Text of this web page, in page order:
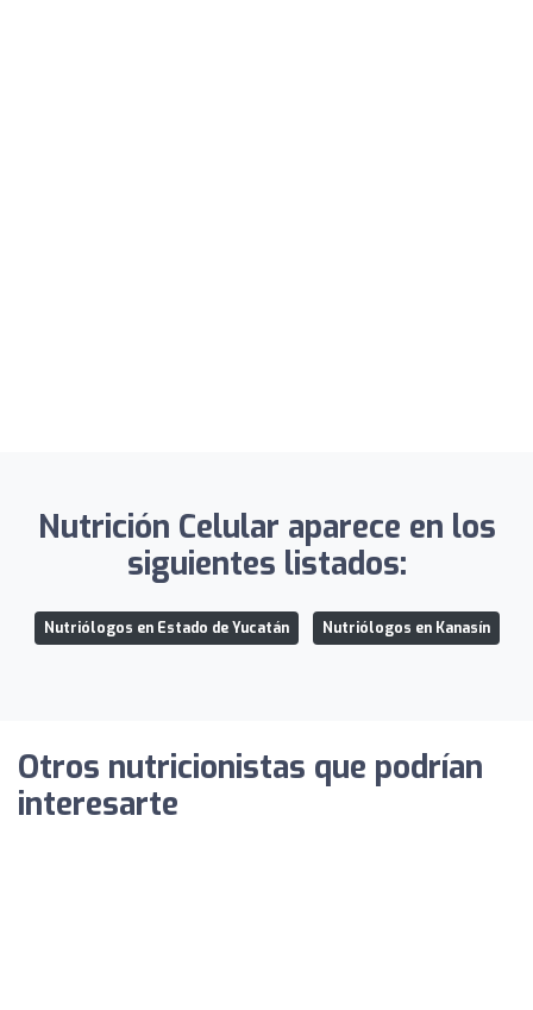
Nutrición Celular aparece en los
siguientes listados:
Nutriólogos en Estado de Yucatán Nutriólogos en Kanasín
Otros nutricionistas que podrían
interesarte